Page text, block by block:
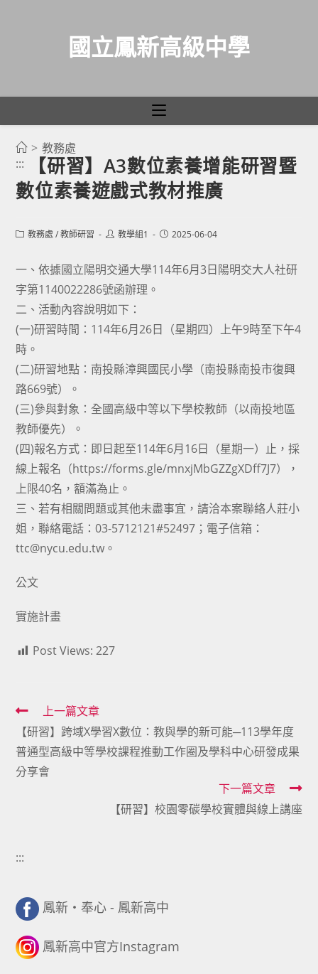
國立鳳新高級中學
> 教務處
:::
【研習】A3數位素養增能研習暨
數位素養遊戲式教材推廣
Post教務處 / 教師研習
Post教學組1
Post2025-06-04
一、依據國立陽明交通大學114年6月3日陽明交大人社研
字第1140022286號函辦理。
二、活動內容說明如下：
(一)研習時間：114年6月26日（星期四）上午9時至下午4
時。
(二)研習地點：南投縣漳興國民小學（南投縣南投市復興
路669號）。
(三)參與對象：全國高級中等以下學校教師（以南投地區
教師優先）。
(四)報名方式：即日起至114年6月16日（星期一）止，採
線上報名（https://forms.gle/mnxjMbGZZgXDff7J7），
上限40名，額滿為止。
三、若有相關問題或其他未盡事宜，請洽本案聯絡人莊小
姐，聯絡電話：03-5712121#52497；電子信箱：
ttc@nycu.edu.tw。
公文
實施計畫
Post Views: 227
Read
more
articles
上一篇文章
【研習】跨域X學習X數位：教與學的新可能─113學年度
普通型高級中等學校課程推動工作圈及學科中心研發成果
分享會
下一篇文章
【研習】校園零碳學校實體與線上講座
:::
鳳新・奉心 - 鳳新高中
鳳新高中官方Instagram